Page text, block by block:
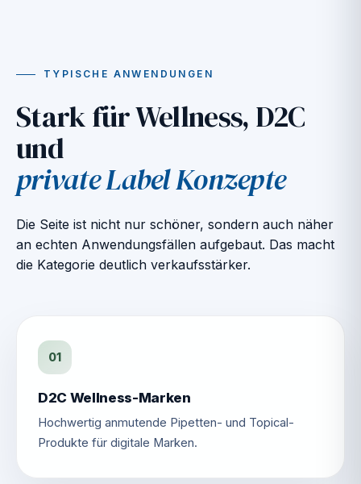
TYPISCHE ANWENDUNGEN
Stark für Wellness, D2C
und
private Label Konzepte
Die Seite ist nicht nur schöner, sondern auch näher
an echten Anwendungsfällen aufgebaut. Das macht
die Kategorie deutlich verkaufsstärker.
01
D2C Wellness-Marken
Hochwertig anmutende Pipetten- und Topical-
Produkte für digitale Marken.